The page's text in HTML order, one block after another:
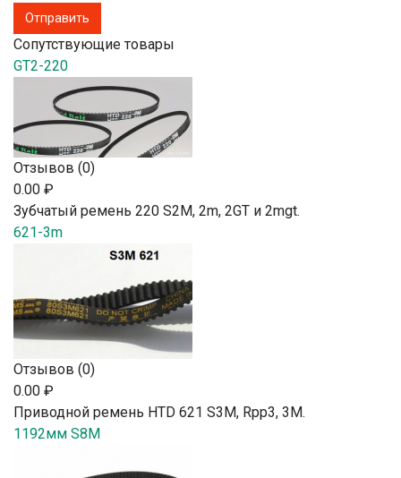
Сопутствующие товары
GT2-220
Отзывов (0)
0.00 ₽
Зубчатый ремень 220 S2М, 2m, 2GT и 2mgt.
621-3m
Отзывов (0)
0.00 ₽
Приводной ремень HTD 621 S3M, Rpp3, 3М.
1192мм S8M